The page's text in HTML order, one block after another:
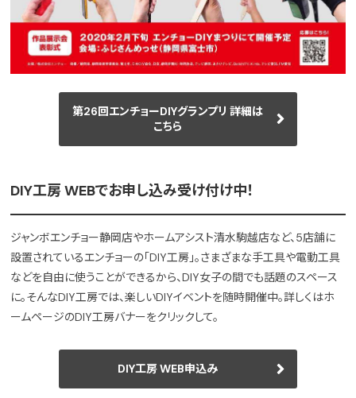
第26回エンチョーDIYグランプリ 詳細は
こちら
DIY工房 WEBでお申し込み受け付け中！
ジャンボエンチョー静岡店やホームアシスト清水駒越店など、5店舗に
設置されているエンチョーの「DIY工房」。さまざまな手工具や電動工具
などを自由に使うことができるから、DIY女子の間でも話題のスペース
に。そんなDIY工房では、楽しいDIYイベントを随時開催中。詳しくはホ
ームページのDIY工房バナーをクリックして。
DIY工房 WEB申込み